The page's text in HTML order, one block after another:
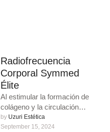
Radiofrecuencia
Corporal Symmed
Élite
Al estimular la formación de
colágeno y la circulación
sanguínea, la radiofrecuencia
permite mejorar notablemente
by Uzuri Estética
September 15, 2024